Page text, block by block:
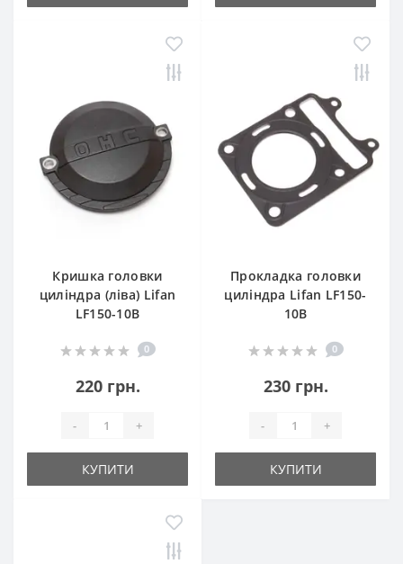
Кришка головки
циліндра (ліва) Lifan
LF150-10B
0
220 грн.
- +
КУПИТИ
Прокладка головки
циліндра Lifan LF150-
10B
0
230 грн.
- +
КУПИТИ